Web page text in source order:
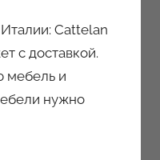
Cattelan
с доставкой.
мебель и
нужно